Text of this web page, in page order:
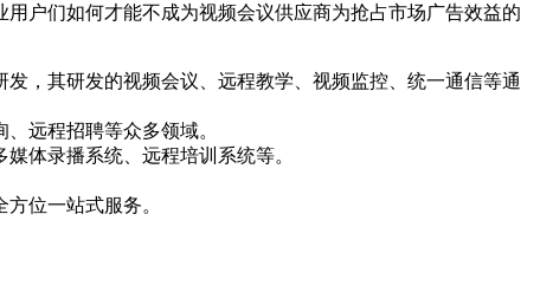
户们如何才能不成为视频会议供应商为抢占市场广告效益的
，其研发的视频会议、远程教学、视频监控、统一通信等通
远程招聘等众多领域。
体录播系统、远程培训系统等。
位一站式服务。